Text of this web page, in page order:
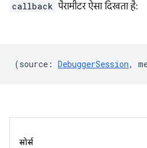
callback पैरामीटर ऐसा दिखता है:
(source : DebuggerSession,
सोर्स